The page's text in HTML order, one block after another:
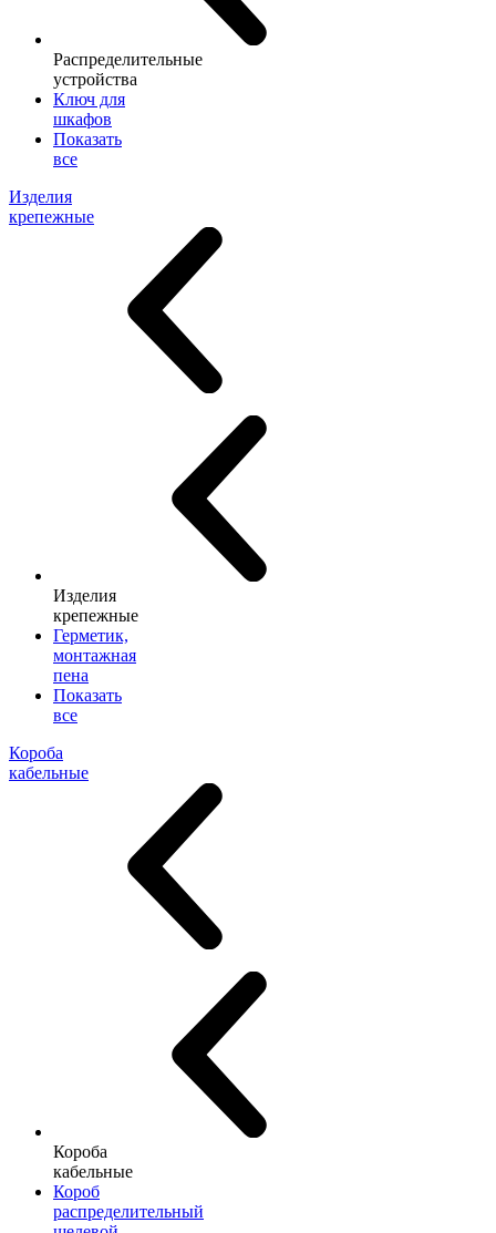
Распределительные
устройства
Ключ для
шкафов
Показать
все
Изделия
крепежные
Изделия
крепежные
Герметик,
монтажная
пена
Показать
все
Короба
кабельные
Короба
кабельные
Короб
распределительный